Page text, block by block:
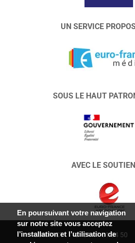
UN SERVICE
SOUS LE HAUT
AVEC LE
CONTACT : 01 47 01 34 50
En poursuivant votre navigation
sur notre site vous acceptez
l’installation et l’utilisation de